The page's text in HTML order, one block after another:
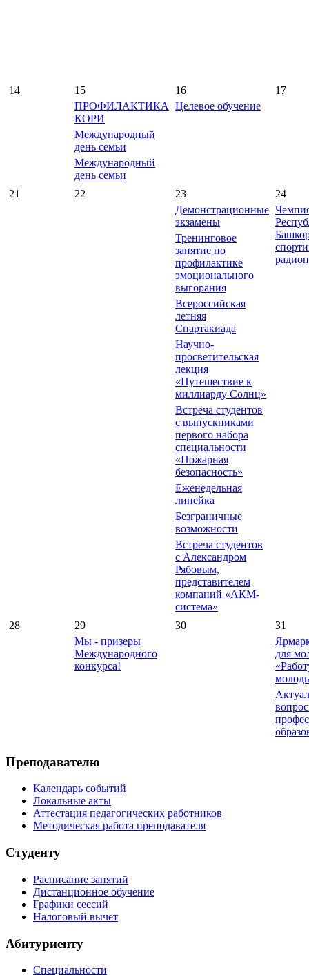
14
15
ПРОФИЛАКТИКА
КОРИ
Международный
день семьи
Международный
день семьи
16
Целевое обучение
17
21 22
23
Демонстрационные
экзамены
Тренинговое
занятие по
профилактике
эмоционального
выгорания
Всероссийская
летняя
Спартакиада
Научно-
просветительская
лекция
«Путешествие к
миллиарду Солнц»
Встреча студентов
с выпускниками
первого набора
специальности
«Пожарная
безопасность»
Еженедельная
линейка
Безграничные
возможности
Встреча студентов
с Александром
Рябовым,
представителем
компаний «АКМ-
система»
24
28
29
Мы - призеры
Международного
конкурса!
30
31
для
Преподавателю
Календарь событий
Локальные акты
Аттестация педагогических работников
Методическая работа преподавателя
Студенту
Расписание занятий
Дистанционное обучение
Графики сессий
Налоговый вычет
Абитуриенту
Специальности